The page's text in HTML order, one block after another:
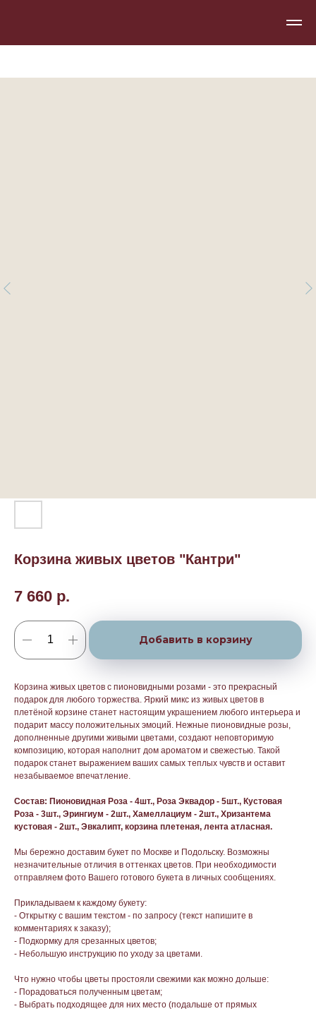
Корзина живых цветов "Кантри"
7 660 р.
Добавить в корзину
Корзина живых цветов с пионовидными розами - это прекрасный
подарок для любого торжества. Яркий микс из живых цветов в
плетёной корзине станет настоящим украшением любого интерьера и
подарит массу положительных эмоций. Нежные пионовидные розы,
дополненные другими живыми цветами, создают неповторимую
композицию, которая наполнит дом ароматом и свежестью. Такой
подарок станет выражением ваших самых теплых чувств и оставит
незабываемое впечатление.
Состав: Пионовидная Роза - 4шт., Роза Эквадор - 5шт., Кустовая
Роза - 3шт., Эрингиум - 2шт., Хамеллациум - 2шт., Хризантема
кустовая - 2шт., Эвкалипт, корзина плетеная, лента атласная.
Мы бережно доставим букет по Москве и Подольску. Возможны
незначительные отличия в оттенках цветов. При необходимости
отправляем фото Вашего готового букета в личных сообщениях.
Прикладываем к каждому букету:
- Открытку с вашим текстом - по запросу (текст напишите в
комментариях к заказу);
- Подкормку для срезанных цветов;
- Небольшую инструкцию по уходу за цветами.
Что нужно чтобы цветы простояли свежими как можно дольше:
- Порадоваться полученным цветам;
- Выбрать подходящее для них место (подальше от прямых